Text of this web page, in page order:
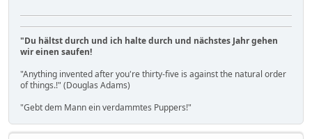
"Du hältst durch und ich halte durch und nächstes Jahr gehen
wir einen saufen!
"Anything invented after you're thirty-five is against the natural order
of things.!" (Douglas Adams)
"Gebt dem Mann ein verdammtes Puppers!"